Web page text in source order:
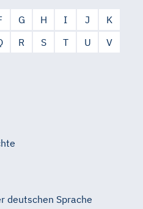
G H I J
K
R S T U
V
deutschen Sprache